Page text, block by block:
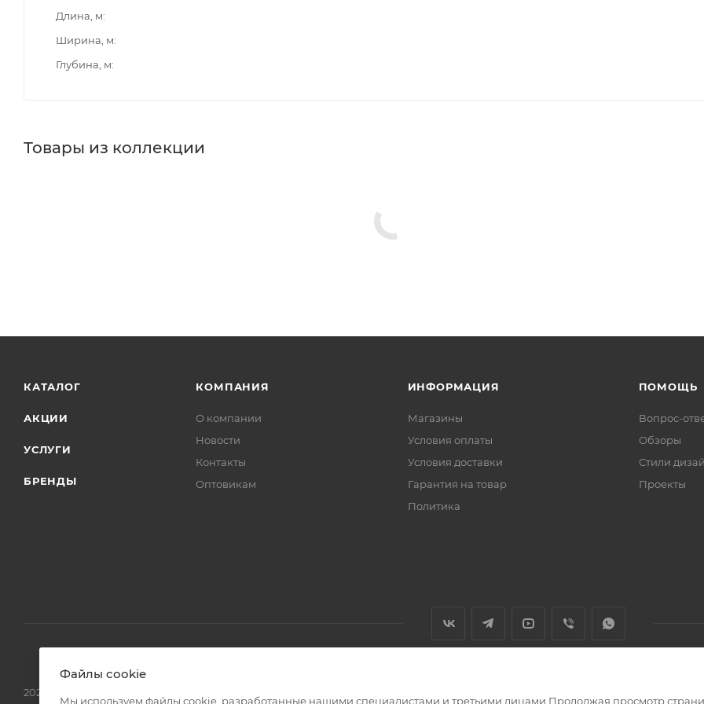
Длина, м
Ширина, м
Глубина, м
Товары из коллекции
КАТАЛОГ
АКЦИИ
УСЛУГИ
БРЕНДЫ
КОМПАНИЯ
О компании
Новости
Контакты
Оптовикам
ИНФОРМАЦИЯ
Магазины
Условия оплаты
Условия доставки
Гарантия на товар
Политика
ПОМОЩЬ
Вопрос-
Обзоры
Стили
Проекты
2026 © Интернет магазин сантехники в Москве l-24.ru
Файлы cookie
Мы используем файлы cookie, разработанные нашими специалистами и третьими лицами.Продолжая просмотр